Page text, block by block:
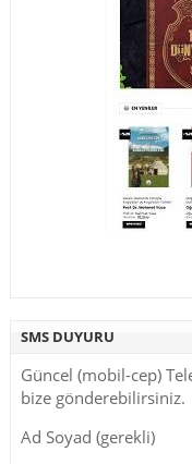
SMS DUYURU
Güncel (mobil-cep)
bize gönderebilirsiniz.
Ad Soyad (gerekli)